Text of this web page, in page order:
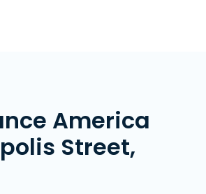
America
Street,